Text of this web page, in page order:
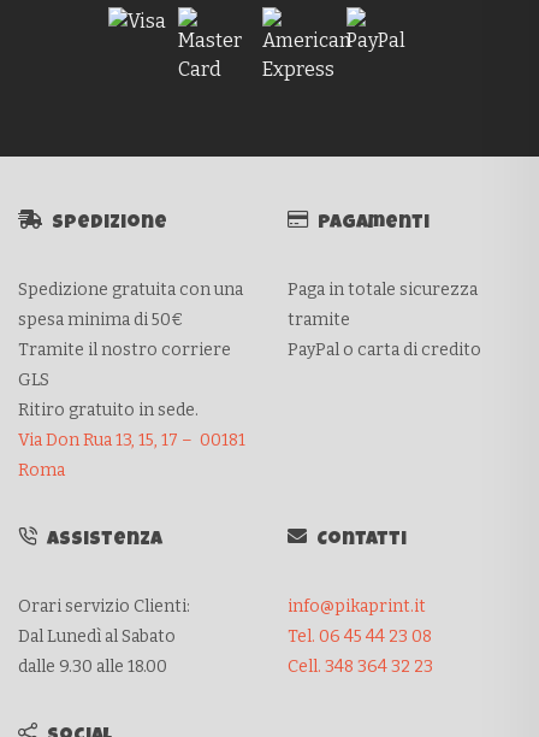
Spedizione
Spedizione gratuita con una
spesa minima di 50€
Tramite il nostro corriere
GLS
Ritiro gratuito in sede.
Via Don Rua 13, 15, 17 – 00181
Roma
Pagamenti
Paga in totale sicurezza
tramite
PayPal o carta di credito
Assistenza
Orari servizio Clienti:
Dal Lunedì al Sabato
dalle 9.30 alle 18.00
Contatti
info@pikaprint.it
Tel. 06 45 44 23 08
Cell. 348 364 32 23